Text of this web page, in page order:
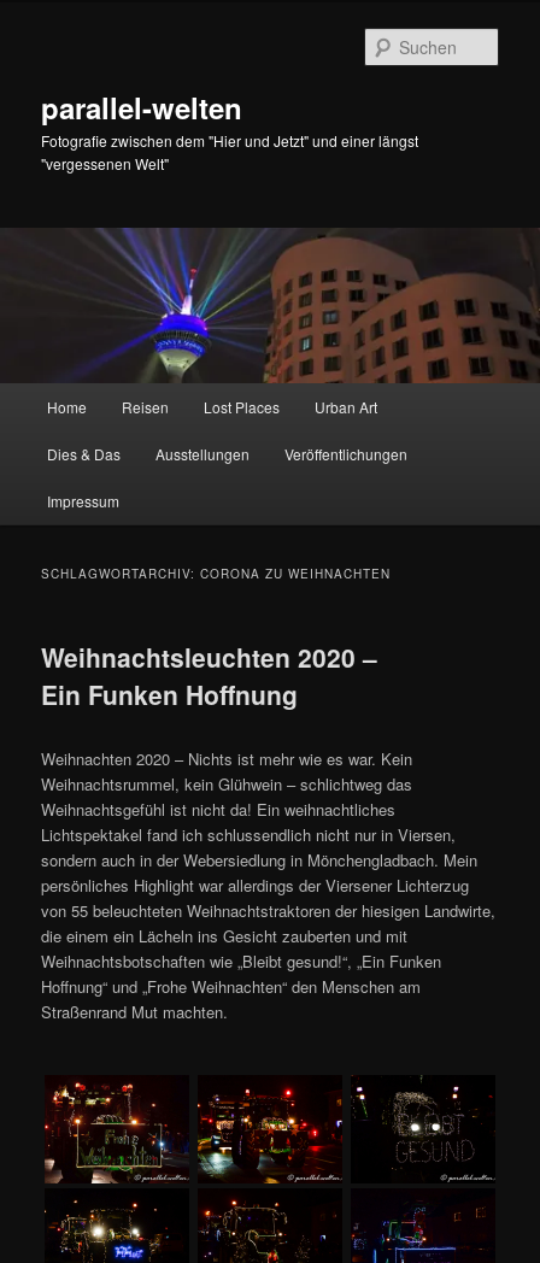
parallel-welten
Fotografie zwischen dem "Hier und Jetzt" und einer längst
"vergessenen Welt"
Home Reisen Lost Places Urban Art
Dies & Das Ausstellungen Veröffentlichungen
Impressum
SCHLAGWORTARCHIV:CORONA ZU WEIHNACHTEN
Weihnachtsleuchten 2020 –
Ein Funken Hoffnung
Weihnachten 2020 – Nichts ist mehr wie es war. Kein
Weihnachtsrummel, kein Glühwein – schlichtweg das
Weihnachtsgefühl ist nicht da! Ein weihnachtliches
Lichtspektakel fand ich schlussendlich nicht nur in Viersen,
sondern auch in der Webersiedlung in Mönchengladbach. Mein
persönliches Highlight war allerdings der Viersener Lichterzug
von 55 beleuchteten Weihnachtstraktoren der hiesigen Landwirte,
die einem ein Lächeln ins Gesicht zauberten und mit
Weihnachtsbotschaften wie „Bleibt gesund!“, „Ein Funken
Hoffnung“ und „Frohe Weihnachten“ den Menschen am
Straßenrand Mut machten.